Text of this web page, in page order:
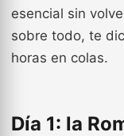
esencial sin
sobre todo, te
horas en colas.
Día 1: la